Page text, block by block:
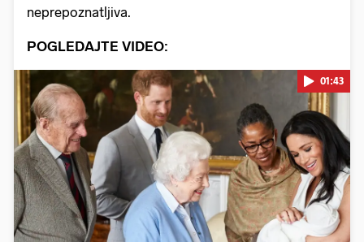
neprepoznatljiva.
POGLEDAJTE VIDEO:
Pokretanje videa...
01:43